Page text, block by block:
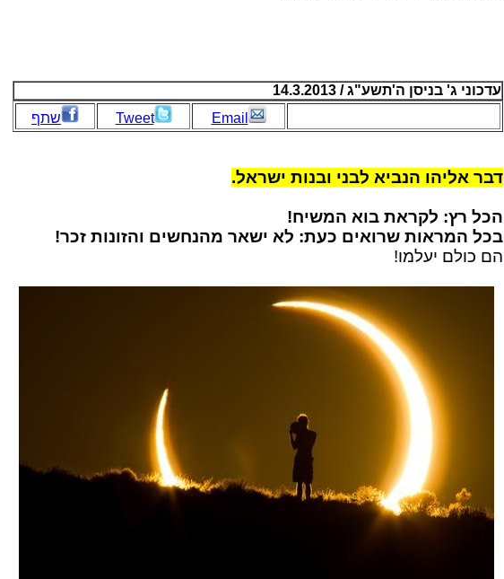
עדכוני ג' בניסן ה'תשע"ג / 14.3.2013
Email
Tweet שתף
דבר אליהו הנביא לבני ובנות ישראל.
הכל רץ: לקראת בוא המשיח!
בכל המראות שרואים כעת: לא ישאר מהנחשים והזונות זכר!
הם כולם יעלמו!